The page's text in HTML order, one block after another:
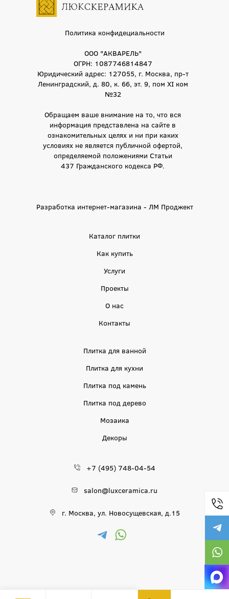
Политика конфидециальности
ООО "АКВАРЕЛЬ"
ОГРН: 1087746814847
Юридический адрес: 127055, г. Москва, пр-т
Ленинградский, д. 80, к. 66, эт. 9, пом XI ком
№32
Обращаем ваше внимание на то, что вся
информация представлена на сайте в
ознакомительных целях и ни при каких
условиях не является публичной офертой,
определяемой положениями Статьи
437 Гражданского кодекса РФ.
Разработка интернет-магазина - ЛМ Проджект
Каталог плитки
Как купить
Услуги
Проекты
О нас
Контакты
Плитка для ванной
Плитка для кухни
Плитка под камень
Плитка под дерево
Мозаика
Декоры
+7 (495) 748-04-54
salon@luxceramica.ru
г. Москва, ул. Новосущевская, д.15